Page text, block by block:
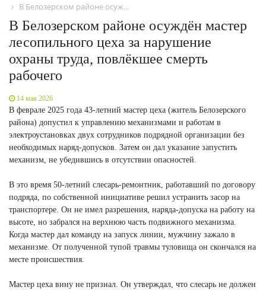
В Белозерском районе осуж...
В Белозерском районе осуждён мастер
лесопильного цеха за нарушение
охраны труда, повлёкшее смерть
рабочего
14 мая 2026
В феврале 2025 года 43-летний мастер цеха (житель Белозерского
района) допустил к управлению механизмами и работам в
электроустановках двух сотрудников подрядной организации без
необходимых наряд-допусков. Затем он дал указание запустить
механизм, не убедившись в отсутствии опасностей.
В это время 50-летний слесарь-ремонтник, работавший по договору
подряда, по собственной инициативе решил устранить засор на
транспортере. Он не имел разрешения, наряда-допуска на работу на
высоте, но забрался на верхнюю часть подвижного механизма.
Когда мастер дал команду на запуск линии, мужчину зажало в
механизме. От полученной тупой травмы туловища он скончался на
месте происшествия.
Мастер цеха вину не признал. Он утверждал, что слесарь не должен